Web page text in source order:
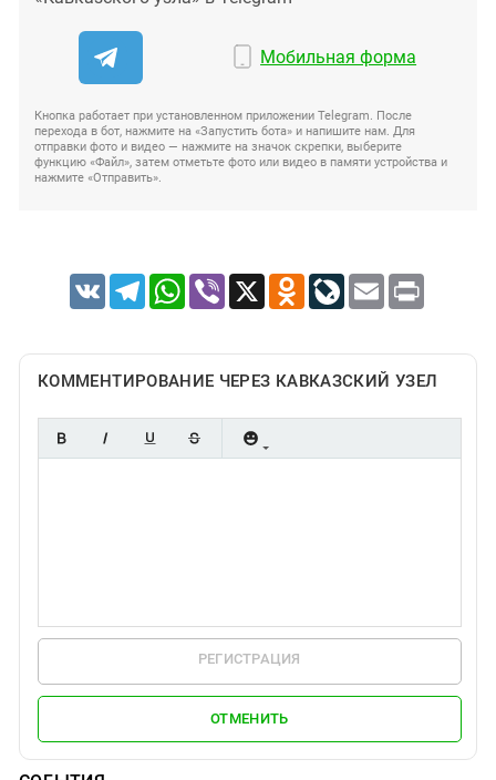
Мобильная форма
Кнопка работает при установленном приложении Telegram. После
перехода в бот, нажмите на «Запустить бота» и напишите нам. Для
отправки фото и видео — нажмите на значок скрепки, выберите
функцию «Файл», затем отметьте фото или видео в памяти устройства и
нажмите «Отправить».
VK TelegramWhatsApp
Viber X Odnoklassniki
LiveJournal
Email Print
КОММЕНТИРОВАНИЕ ЧЕРЕЗ КАВКАЗСКИЙ УЗЕЛ
РЕГИСТРАЦИЯ
ОТМЕНИТЬ